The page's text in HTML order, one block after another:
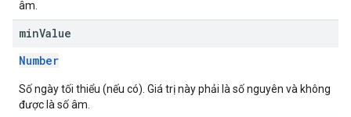
âm.
minValue
Number
Số ngày tối thiểu (nếu có). Giá trị này phải là số nguyên và không
được là số âm.